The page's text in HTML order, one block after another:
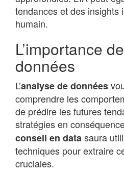
tendances et des insights
humain.
L’importance
données
L’analyse de données
comprendre les
de prédire les futures
stratégies en
conseil en datasaura
techniques pour extraire
cruciales.